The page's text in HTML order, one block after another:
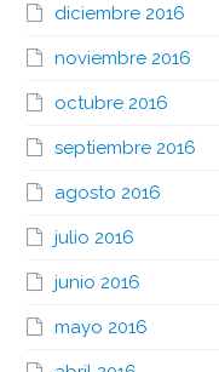
diciembre 2016
noviembre 2016
octubre 2016
septiembre 2016
agosto 2016
julio 2016
junio 2016
mayo 2016